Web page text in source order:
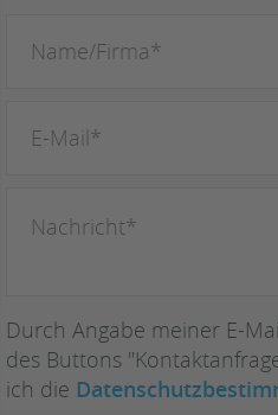
Durch Angabe meiner E-
des Buttons
ich die